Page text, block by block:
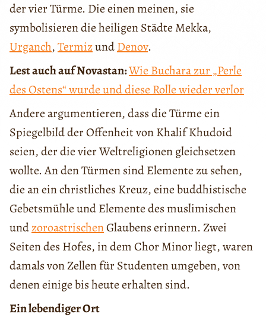
der vier Türme. Die einen meinen, sie
symbolisieren die heiligen Städte Mekka,
Urganch,TermizundDenov.
Lest auch auf Novastan:Wie Buchara zur „Perle
des Ostens“ wurde und diese Rolle wieder verlor
Andere argumentieren, dass die Türme ein
Spiegelbild der Offenheit von Khalif Khudoid
seien, der die vier Weltreligionen gleichsetzen
wollte. An den Türmen sind Elemente zu sehen,
die an ein christliches Kreuz, eine buddhistische
Gebetsmühle und Elemente des muslimischen
undzoroastrischenGlaubens erinnern. Zwei
Seiten des Hofes, in dem Chor Minor liegt, waren
damals von Zellen für Studenten umgeben, von
denen einige bis heute erhalten sind.
Ein lebendiger Ort